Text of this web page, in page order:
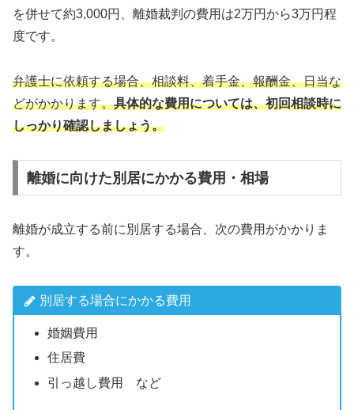
を併せて約3,000円、離婚裁判の費用は2万円から3万円程
度です。
弁護士に依頼する場合、相談料、着手金、報酬金、日当な
どがかかります。具体的な費用については、初回相談時に
しっかり確認しましょう。
離婚に向けた別居にかかる費用・相場
離婚が成立する前に別居する場合、次の費用がかかりま
す。
別居する場合にかかる費用
婚姻費用
住居費
引っ越し費用 など